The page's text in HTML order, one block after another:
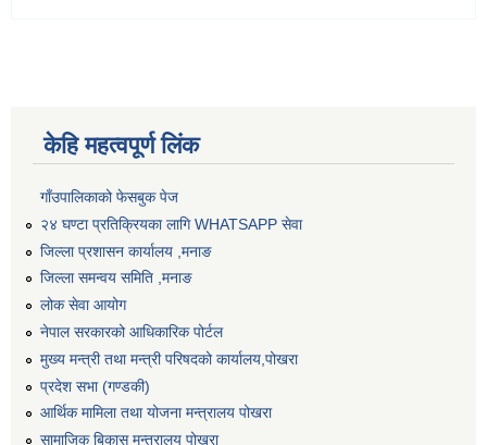
केहि महत्वपूर्ण लिंक
गाँउपालिकाको फेसबुक पेज
२४ घण्टा प्रतिक्रियका लागि WHATSAPP सेवा
जिल्ला प्रशासन कार्यालय ,मनाङ
जिल्ला समन्वय समिति ,मनाङ
लोक सेवा आयोग
नेपाल सरकारको आधिकारिक पोर्टल
मुख्य मन्त्री तथा मन्त्री परिषदको कार्यालय,पोखरा
प्रदेश सभा (गण्डकी)
आर्थिक मामिला तथा योजना मन्त्रालय पोखरा
सामाजिक बिकास मन्त्रालय पोखरा